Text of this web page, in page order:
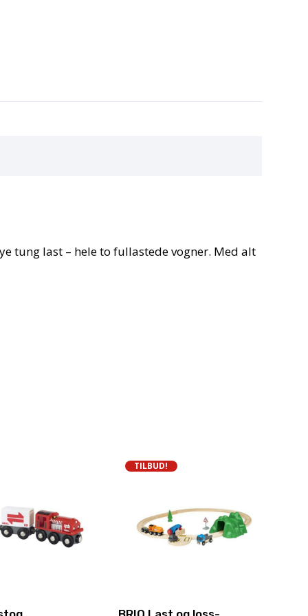
tung last – hele to fullastede vogner. Med alt
TILBUD!